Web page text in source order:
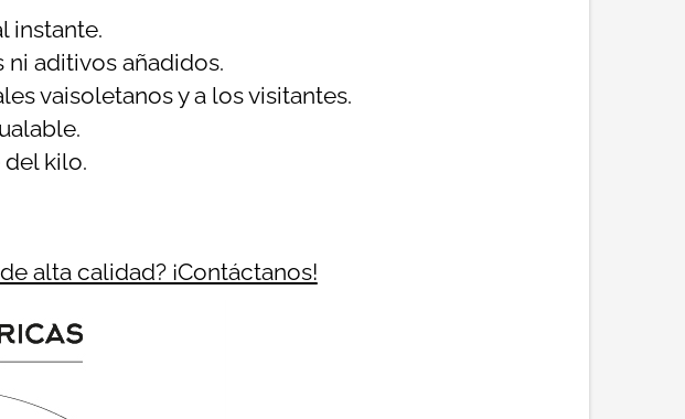
instante.
ni aditivos añadidos.
vaisoletanos y a los visitantes.
kilo.
alta calidad? ¡Contáctanos!